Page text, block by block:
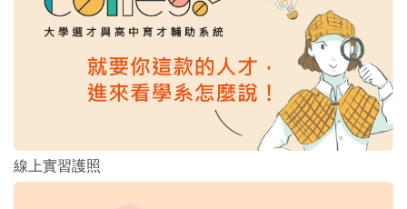
線上實習護照